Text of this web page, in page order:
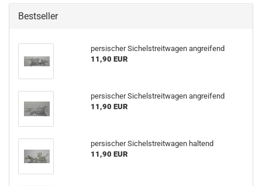
Bestseller
persischer Sichelstreitwagen angreifend
11,90 EUR
persischer Sichelstreitwagen angreifend
11,90 EUR
persischer Sichelstreitwagen haltend
11,90 EUR